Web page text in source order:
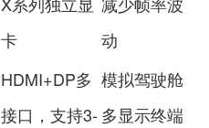
卡
动
HDMI+DP多
接口，支持3-
模拟驾驶舱
多显示终端